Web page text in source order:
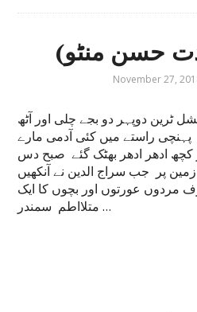
حسن منٹو)
November 27,
ٹرین دوپہر دو بجے چلی اور آٹھ
پہنچی راستے میں کئی آدمی مارے
کچھ ادھر ادھر بھٹک گئے صبح دس
پر جب سراج الدین نے آنکھیں
مردوں عورتوں اور بچوں کا ایک
متلااطم سمندر …